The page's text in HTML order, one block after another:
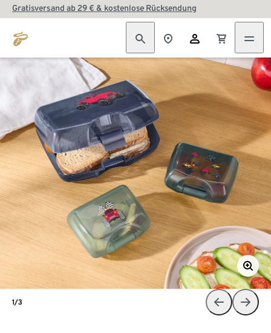
Gratisversand ab 29 € & kostenlose Rücksendung
1/3